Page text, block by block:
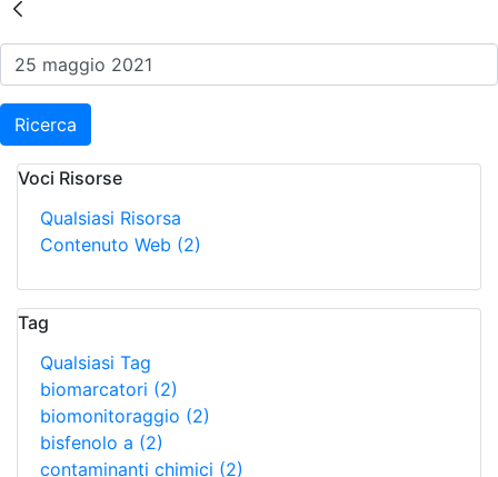
Risultati della Ricerca -
Ricerca
Voci Risorse
Qualsiasi Risorsa
Contenuto Web (2)
Tag
Qualsiasi Tag
biomarcatori (2)
biomonitoraggio (2)
bisfenolo a (2)
contaminanti chimici (2)